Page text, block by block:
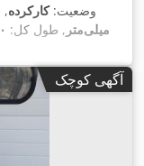
وضعیت:کارکرده,
میلی‌متر , طول کل:
آگهی کوچک